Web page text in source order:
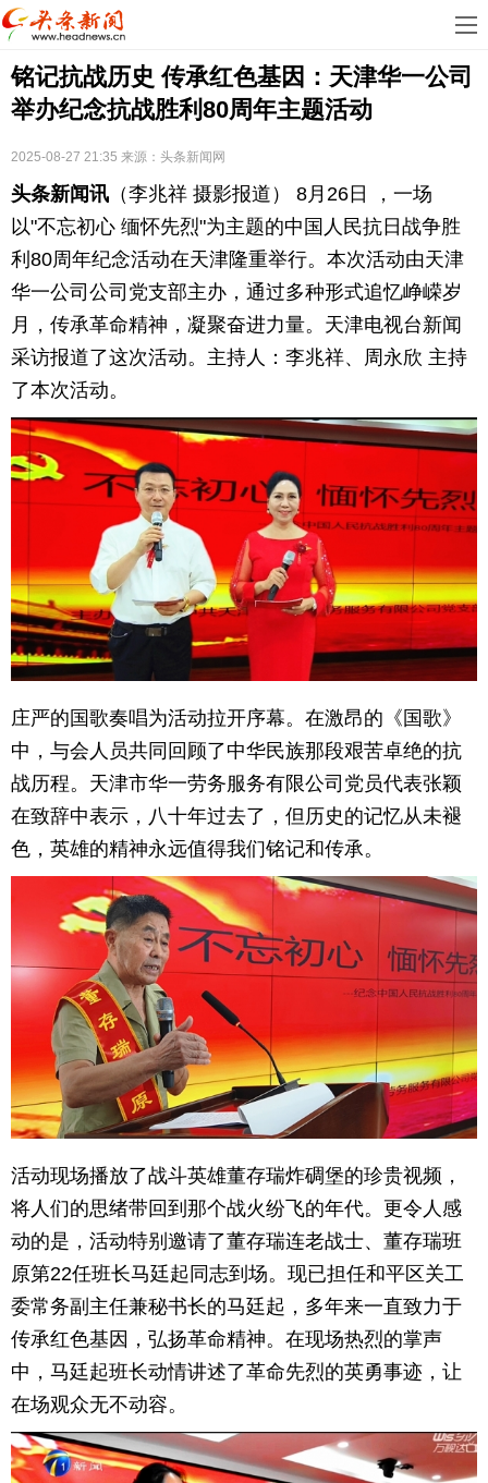
首
页
娱
地
活
时
尚
体
儿
旅
游
游
戏
快
讯
财
经
文
化
铭记抗战历史 传承红色基因：天津华一公司
举办纪念抗战胜利80周年主题活动
2025-08-27 21:35 来源： 头条新闻网
头条新闻讯 （李兆祥 摄影报道） 8月26日 ，一场
以"不忘初心 缅怀先烈"为主题的中国人民抗日战争胜
利80周年纪念活动在天津隆重举行。本次活动由天津
华一公司公司党支部主办，通过多种形式追忆峥嵘岁
月，传承革命精神，凝聚奋进力量。天津电视台新闻
采访报道了这次活动。主持人：李兆祥、周永欣 主持
了本次活动。
庄严的国歌奏唱为活动拉开序幕。在激昂的《国歌》
中，与会人员共同回顾了中华民族那段艰苦卓绝的抗
战历程。天津市华一劳务服务有限公司党员代表张颖
在致辞中表示，八十年过去了，但历史的记忆从未褪
色，英雄的精神永远值得我们铭记和传承。
活动现场播放了战斗英雄董存瑞炸碉堡的珍贵视频，
将人们的思绪带回到那个战火纷飞的年代。更令人感
动的是，活动特别邀请了董存瑞连老战士、董存瑞班
原第22任班长马廷起同志到场。现已担任和平区关工
委常务副主任兼秘书长的马廷起，多年来一直致力于
传承红色基因，弘扬革命精神。在现场热烈的掌声
中，马廷起班长动情讲述了革命先烈的英勇事迹，让
在场观众无不动容。